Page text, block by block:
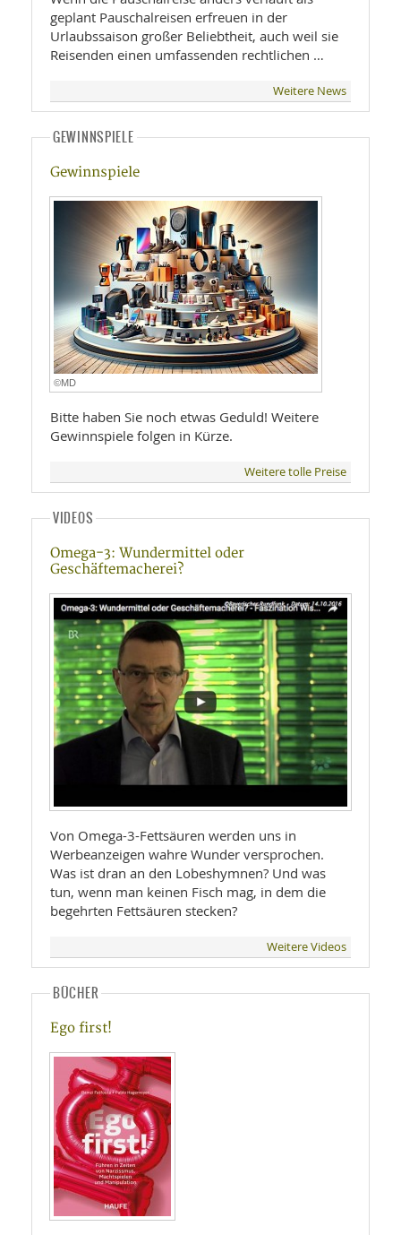
geplant Pauschalreisen erfreuen in der
Urlaubssaison großer Beliebtheit, auch weil sie
Reisenden einen umfassenden rechtlichen …
Weitere News
GEWINNSPIELE
Gewinnspiele
©MD
Bitte haben Sie noch etwas Geduld! Weitere
Gewinnspiele folgen in Kürze.
Weitere tolle Preise
VIDEOS
Omega-3: Wundermittel oder
Geschäftemacherei?
Von Omega-3-Fettsäuren werden uns in
Werbeanzeigen wahre Wunder versprochen.
Was ist dran an den Lobeshymnen? Und was
tun, wenn man keinen Fisch mag, in dem die
begehrten Fettsäuren stecken?
Weitere Videos
BÜCHER
Ego first!